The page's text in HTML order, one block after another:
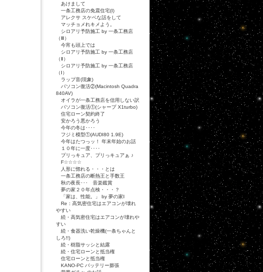
あけまして
一条工務店の免震住宅(Ⅰ)
アレクサ スケベな話をして
マッチョメれキメよう。
シロアリ予防施工 by 一条工務店
（Ⅲ）
今宵も頭上では
シロアリ予防施工 by 一条工務店
（Ⅱ）
シロアリ予防施工 by 一条工務店
（Ⅰ）
ラップ音(現象)
パソコン復活②(Macintosh Quadra
840AV)
オイラが一条工務店を信用しない訳
パソコン復活①(シャープ X1turbo)
住宅ローン契約終了
安かろう悪かろう
今年の冬は････
フジミ模型①(AUDI80 1.9E)
今年はたつっッ！ 年末年始のお話
１０年に一度････
プリっキュア、プリっキュアぁ ♪
F☆☆☆☆
人形に惚れる・・・とは
一条工務店の断熱王と手数王
秋の夜長･･･ 音楽鑑賞
夢の家２０年点検・・・？
「家は、性能。」 by 夢の家Ⅰ
Re：高気密住宅はエアコンが壊れ
やすい
続・高気密住宅はエアコンが壊れや
すい
続・食器洗い乾燥機(一条ちゃんと
しろ!!)
続・樹脂サッシと結露
続・住宅ローンと抵当権
住宅ローンと抵当権
KANO-PC バッテリー膨張